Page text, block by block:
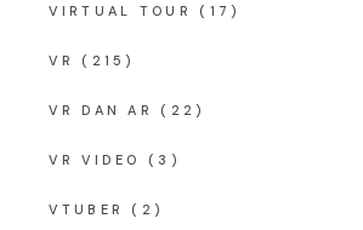
VIRTUAL TOUR (17)
VR (215)
VR DAN AR (22)
VR VIDEO (3)
VTUBER (2)